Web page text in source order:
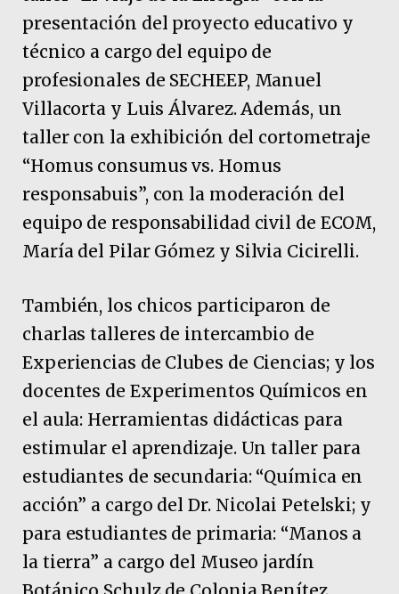
presentación del proyecto educativo y
técnico a cargo del equipo de
profesionales de SECHEEP, Manuel
Villacorta y Luis Álvarez. Además, un
taller con la exhibición del cortometraje
“Homus consumus vs. Homus
responsabuis”, con la moderación del
equipo de responsabilidad civil de ECOM,
María del Pilar Gómez y Silvia Cicirelli.
También, los chicos participaron de
charlas talleres de intercambio de
Experiencias de Clubes de Ciencias; y los
docentes de Experimentos Químicos en
el aula: Herramientas didácticas para
estimular el aprendizaje. Un taller para
estudiantes de secundaria: “Química en
acción” a cargo del Dr. Nicolai Petelski; y
para estudiantes de primaria: “Manos a
la tierra” a cargo del Museo jardín